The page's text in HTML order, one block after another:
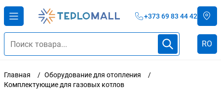
+373 69 83 44 42
RO
Главная
Оборудование для отопления
Комплектующие для газовых котлов